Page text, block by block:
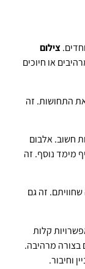
צילום
או חיוכים
התחושות. זה
חשוב. אלבום
מימד נוסף. זה
זה גם
קלות
בצורה מרהיבה.
וחיבור.